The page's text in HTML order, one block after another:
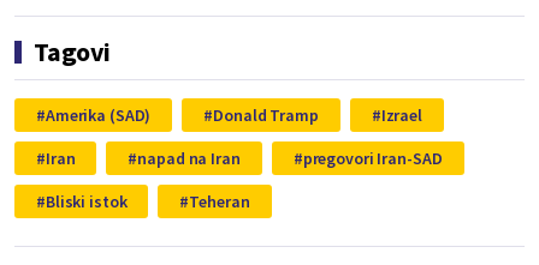
Tagovi
Amerika (SAD) Donald Tramp
Izrael
Iran
napad na Iran
pregovori Iran-SAD
Bliski istok
Teheran